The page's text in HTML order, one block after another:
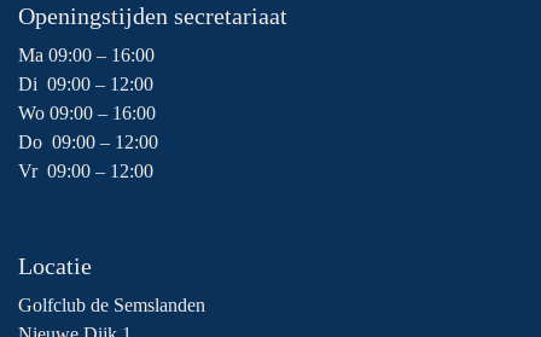
Openingstijden secretariaat
Ma 09:00 – 16:00
Di 09:00 – 12:00
Wo 09:00 – 16:00
Do 09:00 – 12:00
Vr 09:00 – 12:00
Locatie
Golfclub de Semslanden